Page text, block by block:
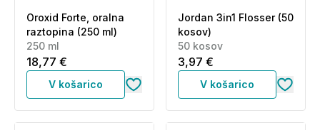
Oroxid Forte, oralna
raztopina (250 ml)
250 ml
18,77 €
V košarico
Jordan 3in1 Flosser (50
kosov)
50 kosov
3,97 €
V košarico